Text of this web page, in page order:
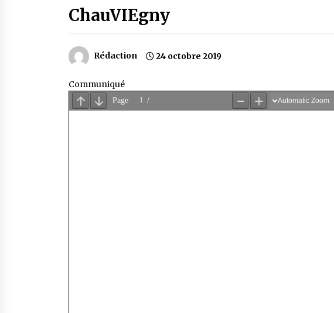
ChauVIEgny
Rédaction 24 octobre 2019
Communiqué